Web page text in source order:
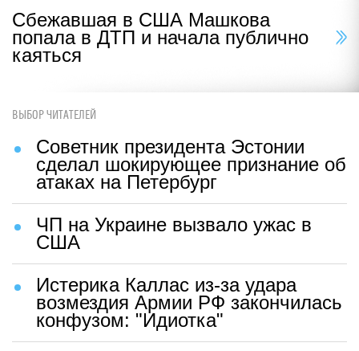
Сбежавшая в США Машкова
попала в ДТП и начала публично
каяться
ВЫБОР ЧИТАТЕЛЕЙ
Советник президента Эстонии
сделал шокирующее признание об
атаках на Петербург
ЧП на Украине вызвало ужас в
США
Истерика Каллас из-за удара
возмездия Армии РФ закончилась
конфузом: "Идиотка"